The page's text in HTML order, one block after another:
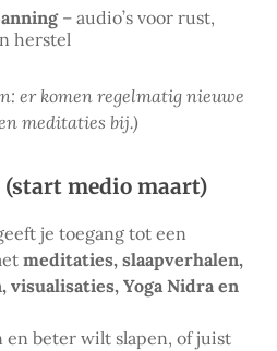
– audio’s voor rust,
herstel
er komen regelmatig nieuwe
meditaties bij.)
medio maart)
je toegang tot een
meditaties, slaapverhalen,
visualisaties, Yoga Nidra en
beter wilt slapen, of juist